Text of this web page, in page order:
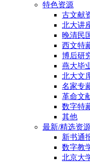
特色资源
古文献
北大讲
晚清民
西文特
博后研
燕大毕
北大文
名家专
革命文
数字特
其他
最新/精选资
新书通
数字教
北京大